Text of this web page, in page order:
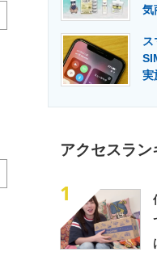
気
実
アクセスラン
1